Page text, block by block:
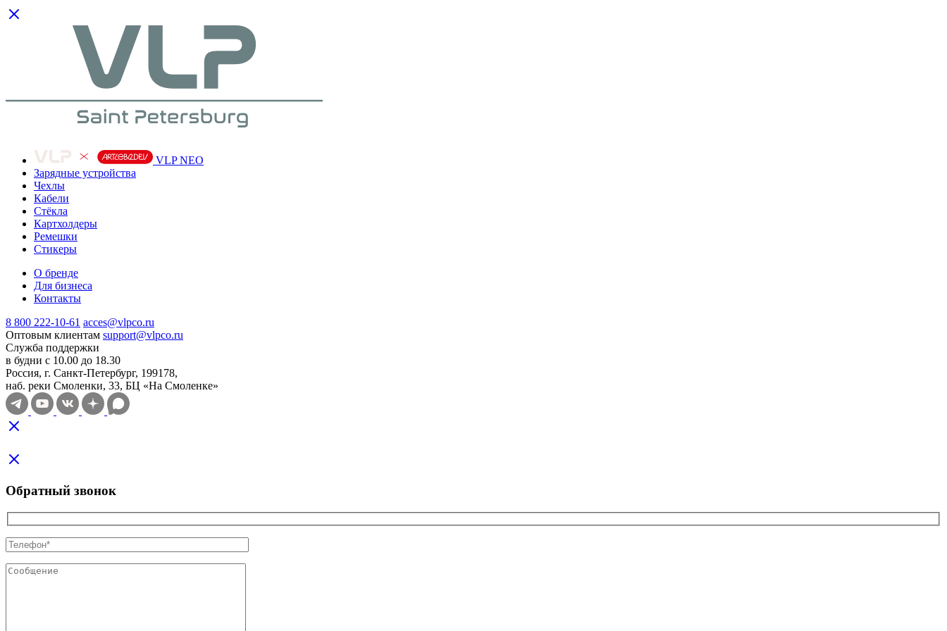
VLP NEO
Зарядные устройства
Чехлы
Кабели
Cтёкла
Картхолдеры
Ремешки
Стикеры
О бренде
Для бизнеса
Контакты
8 800 222-10-61 acces@vlpco.ru
Оптовым клиентам support@vlpco.ru
Служба поддержки
в будни с 10.00 до 18.30
Россия, г. Санкт-Петербург, 199178,
наб. реки Смоленки, 33, БЦ «На Смоленке»
Обратный звонок